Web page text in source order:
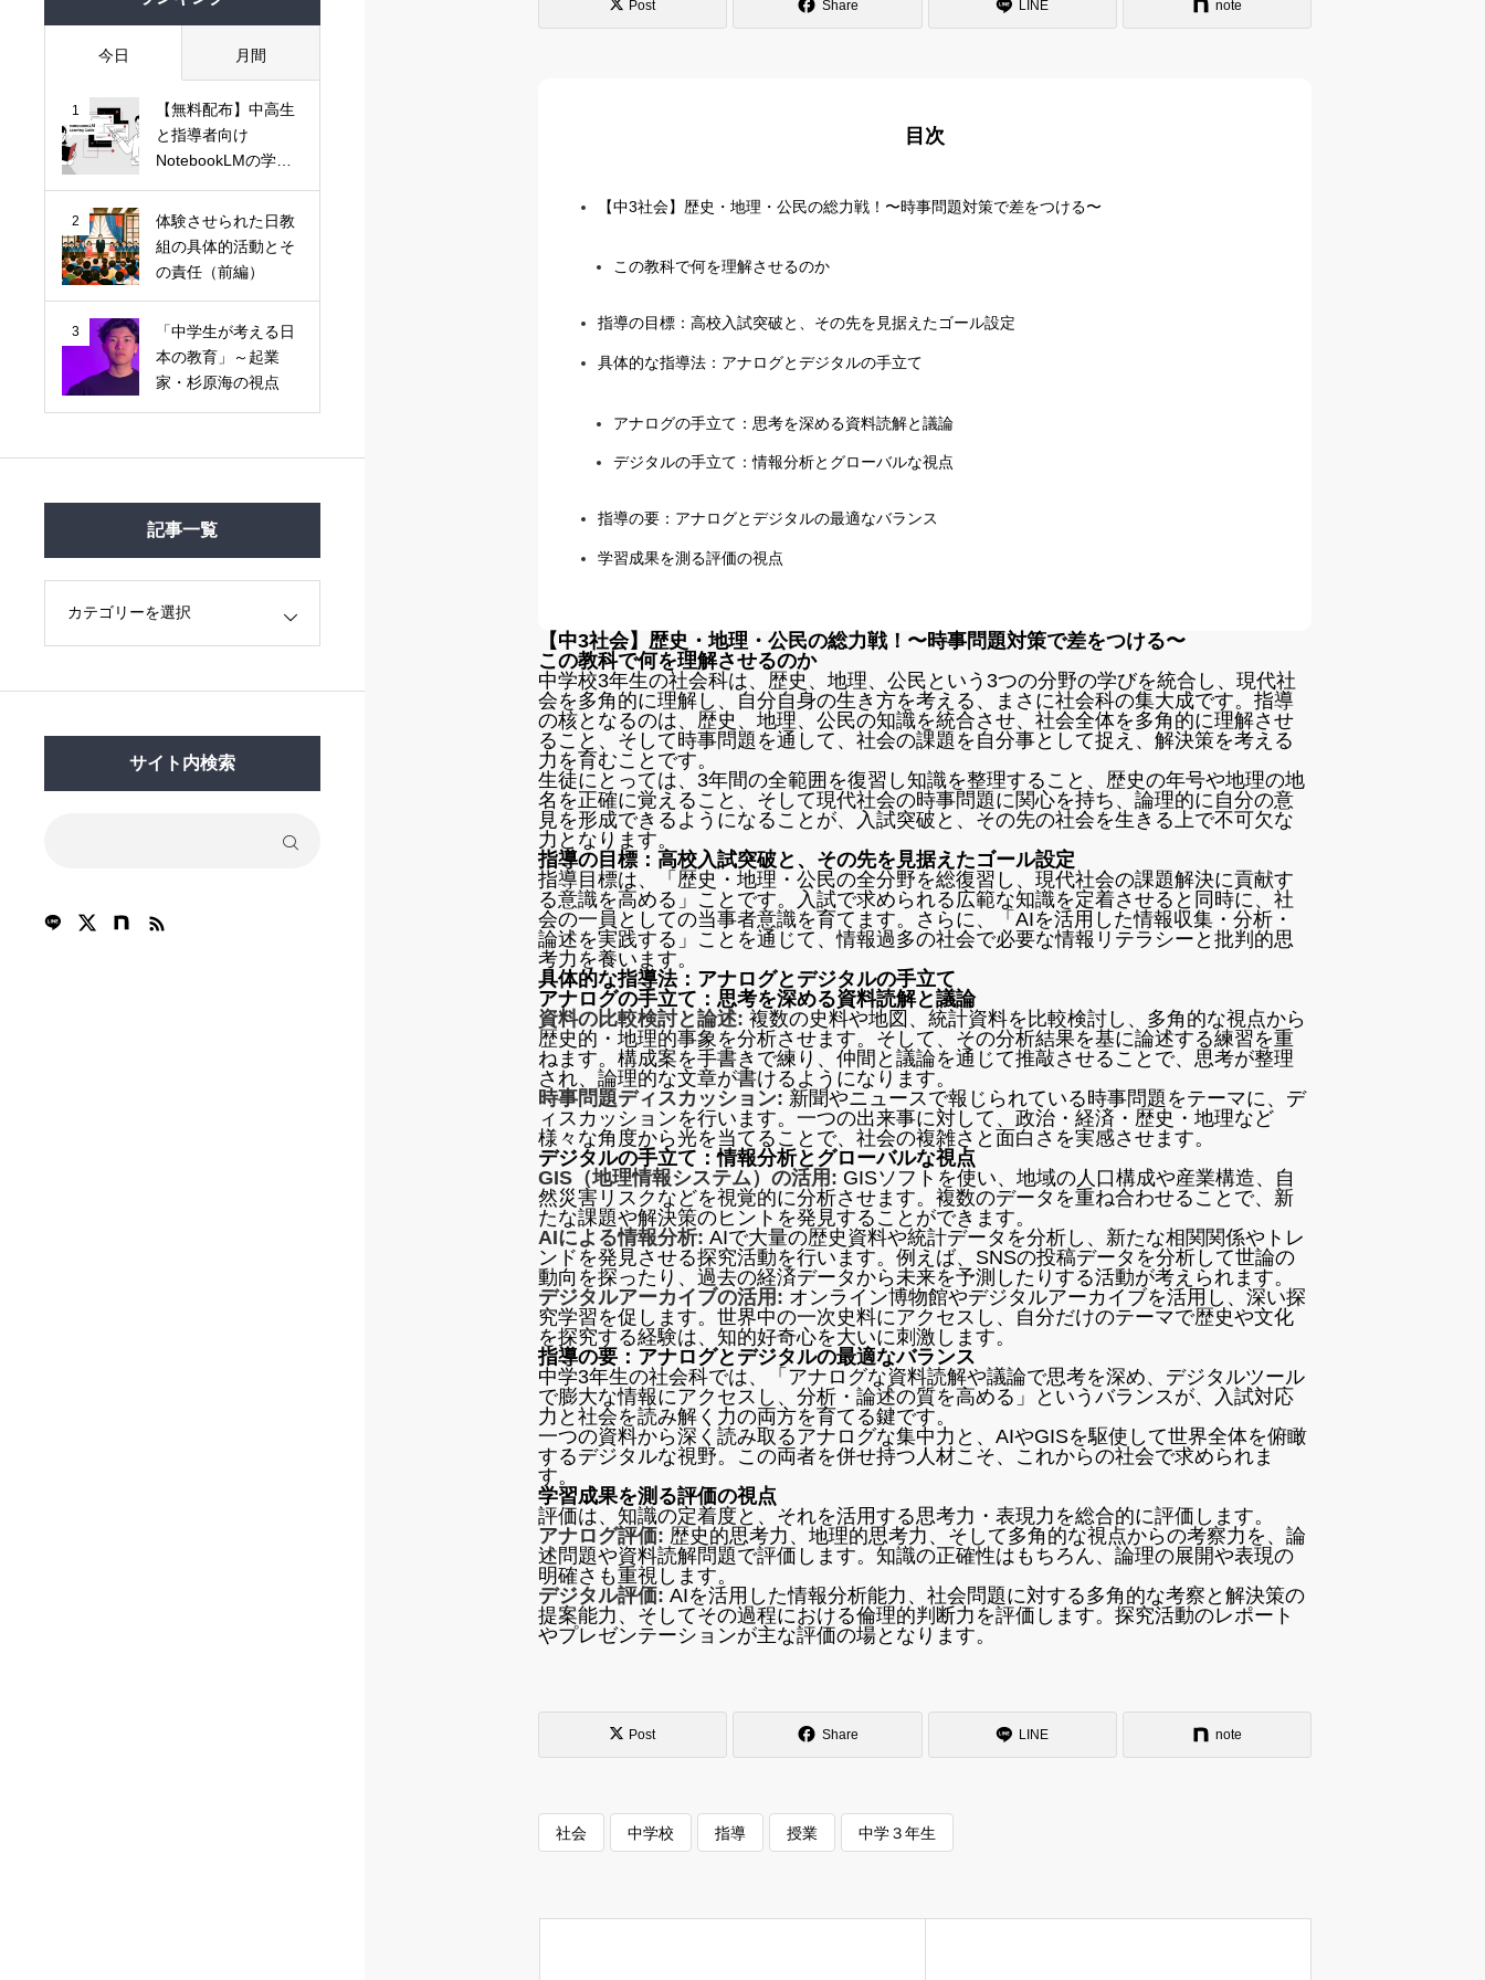
今日 月間
1
【無料配布】中高生
と指導者向け
NotebookLMの学習
2
体験させられた日教
組の具体的活動とそ
の責任（前編）
3
「中学生が考える日
本の教育」～起業
家・杉原海の視点
記事一覧
サイト内検索
Post Share LINE note
目次
【中3社会】歴史・地理・公民の総力戦！〜時事問題対策で差をつける〜
この教科で何を理解させるのか
指導の目標：高校入試突破と、その先を見据えたゴール設定
具体的な指導法：アナログとデジタルの手立て
アナログの手立て：思考を深める資料読解と議論
デジタルの手立て：情報分析とグローバルな視点
指導の要：アナログとデジタルの最適なバランス
学習成果を測る評価の視点
【中3社会】歴史・地理・公民の総力戦！〜時事問題対策で差をつける〜
この教科で何を理解させるのか
中学校3年生の社会科は、歴史、地理、公民という3つの分野の学びを統合し、現代社
会を多角的に理解し、自分自身の生き方を考える、まさに社会科の集大成です。指導
の核となるのは、歴史、地理、公民の知識を統合させ、社会全体を多角的に理解させ
ること、そして時事問題を通して、社会の課題を自分事として捉え、解決策を考える
力を育むことです。
生徒にとっては、3年間の全範囲を復習し知識を整理すること、歴史の年号や地理の地
名を正確に覚えること、そして現代社会の時事問題に関心を持ち、論理的に自分の意
見を形成できるようになることが、入試突破と、その先の社会を生きる上で不可欠な
力となります。
指導の目標：高校入試突破と、その先を見据えたゴール設定
指導目標は、「歴史・地理・公民の全分野を総復習し、現代社会の課題解決に貢献す
る意識を高める」ことです。入試で求められる広範な知識を定着させると同時に、社
会の一員としての当事者意識を育てます。さらに、「AIを活用した情報収集・分析・
論述を実践する」ことを通じて、情報過多の社会で必要な情報リテラシーと批判的思
考力を養います。
具体的な指導法：アナログとデジタルの手立て
アナログの手立て：思考を深める資料読解と議論
資料の比較検討と論述: 複数の史料や地図、統計資料を比較検討し、多角的な視点から
歴史的・地理的事象を分析させます。そして、その分析結果を基に論述する練習を重
ねます。構成案を手書きで練り、仲間と議論を通じて推敲させることで、思考が整理
され、論理的な文章が書けるようになります。
時事問題ディスカッション: 新聞やニュースで報じられている時事問題をテーマに、デ
ィスカッションを行います。一つの出来事に対して、政治・経済・歴史・地理など
様々な角度から光を当てることで、社会の複雑さと面白さを実感させます。
デジタルの手立て：情報分析とグローバルな視点
GIS（地理情報システム）の活用: GISソフトを使い、地域の人口構成や産業構造、自
然災害リスクなどを視覚的に分析させます。複数のデータを重ね合わせることで、新
たな課題や解決策のヒントを発見することができます。
AIによる情報分析: AIで大量の歴史資料や統計データを分析し、新たな相関関係やトレ
ンドを発見させる探究活動を行います。例えば、SNSの投稿データを分析して世論の
動向を探ったり、過去の経済データから未来を予測したりする活動が考えられます。
デジタルアーカイブの活用: オンライン博物館やデジタルアーカイブを活用し、深い探
究学習を促します。世界中の一次史料にアクセスし、自分だけのテーマで歴史や文化
を探究する経験は、知的好奇心を大いに刺激します。
指導の要：アナログとデジタルの最適なバランス
中学3年生の社会科では、「アナログな資料読解や議論で思考を深め、デジタルツール
で膨大な情報にアクセスし、分析・論述の質を高める」というバランスが、入試対応
力と社会を読み解く力の両方を育てる鍵です。
一つの資料から深く読み取るアナログな集中力と、AIやGISを駆使して世界全体を俯瞰
するデジタルな視野。この両者を併せ持つ人材こそ、これからの社会で求められま
す。
学習成果を測る評価の視点
評価は、知識の定着度と、それを活用する思考力・表現力を総合的に評価します。
アナログ評価: 歴史的思考力、地理的思考力、そして多角的な視点からの考察力を、論
述問題や資料読解問題で評価します。知識の正確性はもちろん、論理の展開や表現の
明確さも重視します。
デジタル評価: AIを活用した情報分析能力、社会問題に対する多角的な考察と解決策の
提案能力、そしてその過程における倫理的判断力を評価します。探究活動のレポート
やプレゼンテーションが主な評価の場となります。
Post Share LINE note
社会 中学校 指導 授業 中学３年生